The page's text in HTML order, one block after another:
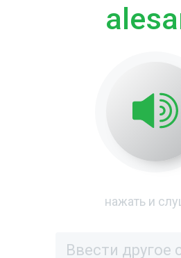
нажать и